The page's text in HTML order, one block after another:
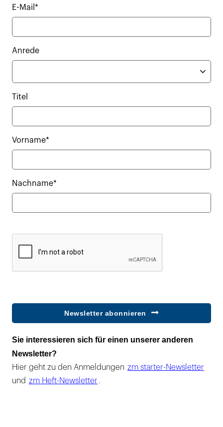
E-Mail*
Anrede
Titel
Vorname*
Nachname*
Newsletter abonnieren
Sie interessieren sich für einen unserer anderen
Newsletter?
Hier geht zu den Anmeldungen zm starter-Newsletter
und zm Heft-Newsletter .